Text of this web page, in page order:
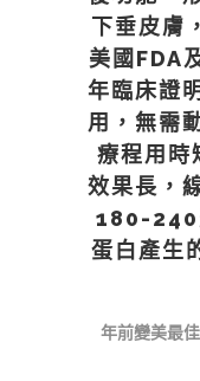
下垂皮膚
美國FDA
年臨床證
用，無需
療程用時
效果長，
180-240
蛋白產生
年前變美最